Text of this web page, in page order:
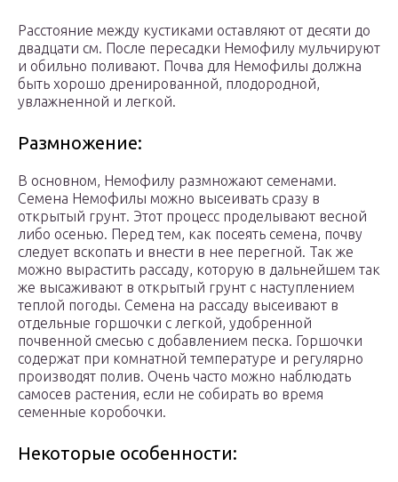
Расстояние между кустиками оставляют от десяти до
двадцати см. После пересадки Немофилу мульчируют
и обильно поливают. Почва для Немофилы должна
быть хорошо дренированной, плодородной,
увлажненной и легкой.
Размножение:
В основном, Немофилу размножают семенами.
Семена Немофилы можно высеивать сразу в
открытый грунт. Этот процесс проделывают весной
либо осенью. Перед тем, как посеять семена, почву
следует вскопать и внести в нее перегной. Так же
можно вырастить рассаду, которую в дальнейшем так
же высаживают в открытый грунт с наступлением
теплой погоды. Семена на рассаду высеивают в
отдельные горшочки с легкой, удобренной
почвенной смесью с добавлением песка. Горшочки
содержат при комнатной температуре и регулярно
производят полив. Очень часто можно наблюдать
самосев растения, если не собирать во время
семенные коробочки.
Некоторые особенности: